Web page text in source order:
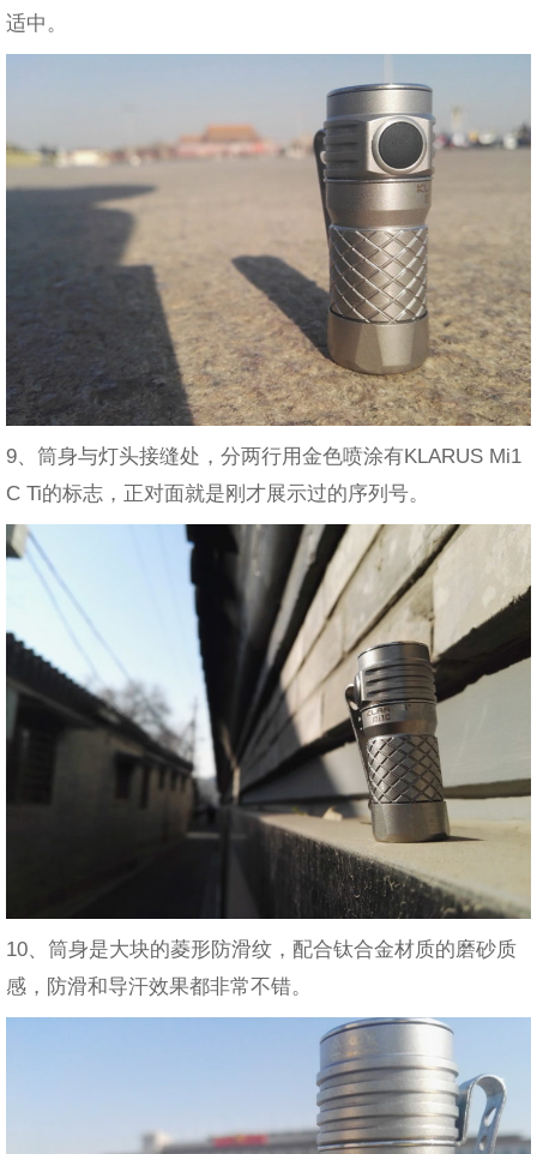
适中。
9、筒身与灯头接缝处，分两行用金色喷涂有KLARUS Mi1
C Ti的标志，正对面就是刚才展示过的序列号。
10、筒身是大块的菱形防滑纹，配合钛合金材质的磨砂质
感，防滑和导汗效果都非常不错。